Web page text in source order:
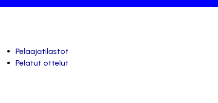
Pelaajatilastot
Pelatut ottelut